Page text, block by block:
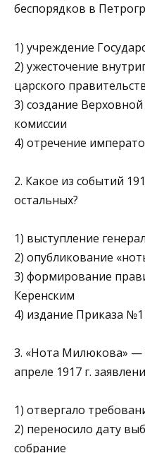
беспорядков в
1) учреждение
2) ужесточение
царского
3) создание
комиссии
4) отречение
2. Какое из событий
остальных?
1) выступление
2) опубликование
3) формирование
Керенским
4) издание Приказа
3. «Нота Милюкова» —
апреле 1917 г.
1) отвергало
2) переносило дату
собрание